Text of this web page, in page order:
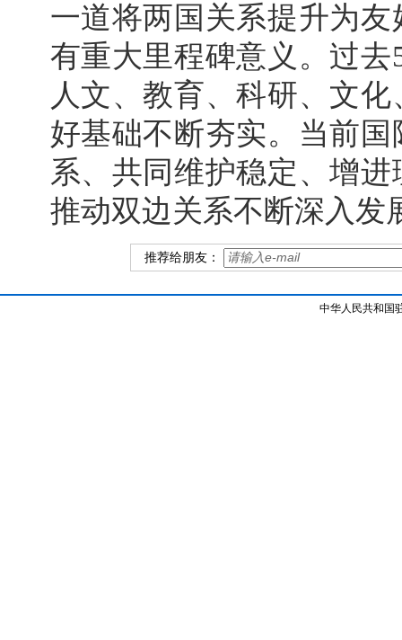
一道将两国关系提升为
有重大里程碑意义。过
人文、教育、科研、文
好基础不断夯实。当前
系、共同维护稳定、增
推动双边关系不断深入发
推荐给朋友：
中华人民共和国